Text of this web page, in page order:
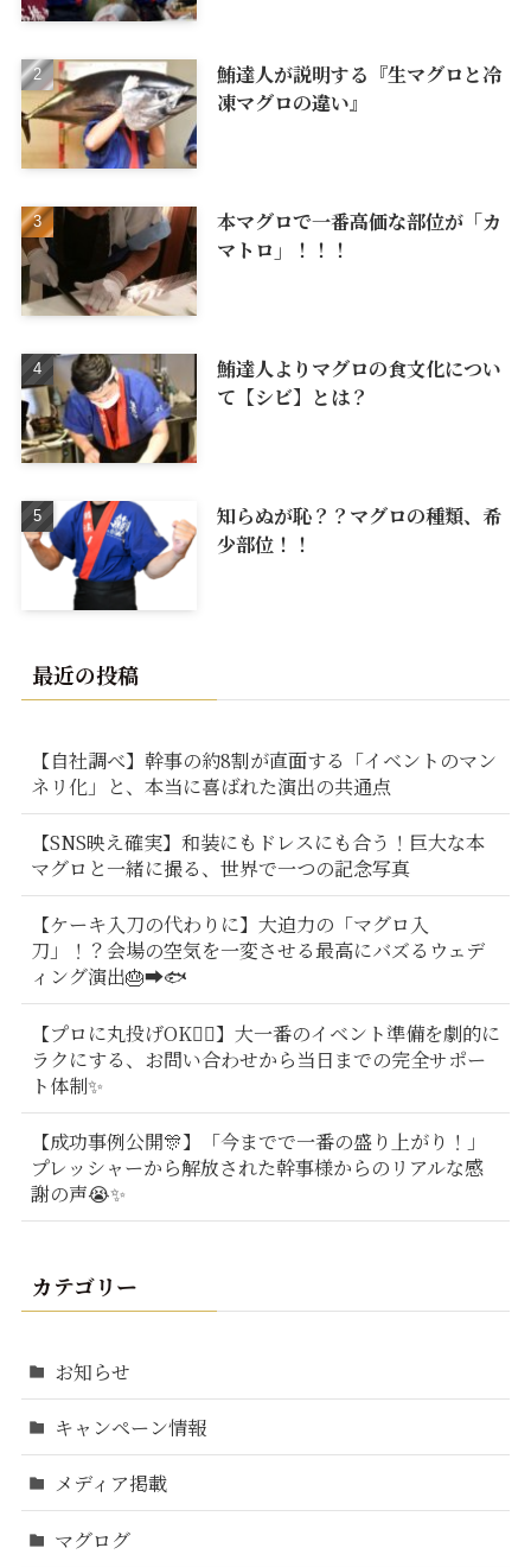
鮪達人が説明する『生マグロと冷
凍マグロの違い』
本マグロで一番高価な部位が「カ
マトロ」！！！
鮪達人よりマグロの食文化につい
て【シビ】とは？
知らぬが恥？？マグロの種類、希
少部位！！
最近の投稿
【自社調べ】幹事の約8割が直面する「イベントのマン
ネリ化」と、本当に喜ばれた演出の共通点
【SNS映え確実】和装にもドレスにも合う！巨大な本
マグロと一緒に撮る、世界で一つの記念写真
【ケーキ入刀の代わりに】大迫力の「マグロ入
刀」！？会場の空気を一変させる最高にバズるウェデ
ィング演出🎂➡️🐟
【プロに丸投げOK🙆‍♂️】大一番のイベント準備を劇的に
ラクにする、お問い合わせから当日までの完全サポー
ト体制✨
【成功事例公開🎊】「今までで一番の盛り上がり！」
プレッシャーから解放された幹事様からのリアルな感
謝の声😭✨
カテゴリー
お知らせ
キャンペーン情報
メディア掲載
マグログ